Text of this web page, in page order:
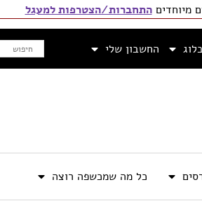
מיוחדיםהתחברות/הצטרפות למעגל
החשבון שלי
כל מה שמכשפה רוצה